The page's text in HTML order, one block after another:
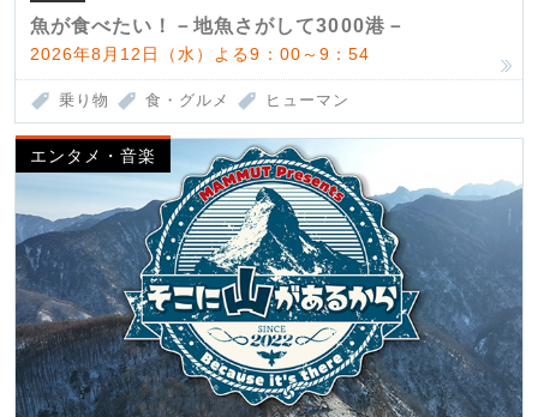
魚が食べたい！－地魚さがして3000港－
2026年8月12日（水）よる9：00～9：54
乗り物 食・グルメ ヒューマン
エンタメ・音楽